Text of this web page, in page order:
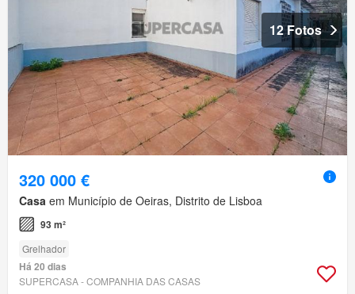
12 Fotos
320 000 €
Casa em Município de Oeiras, Distrito de Lisboa
93 m²
Grelhador
Há 20 dias
SUPERCASA - COMPANHIA DAS CASAS